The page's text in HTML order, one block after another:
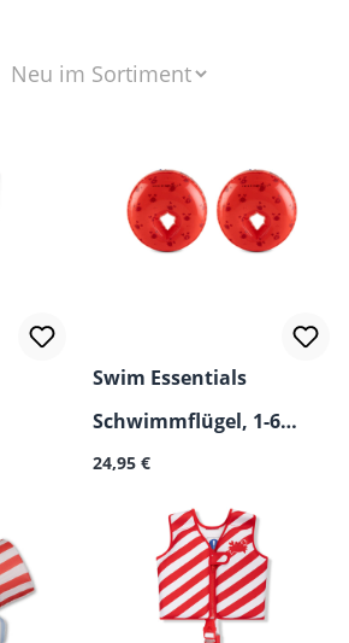
von 5 von 5 Sternen
Swim Essentials
Schwimmflügel, 1-6
Jahre
Regulärer Preis:
24,95 €